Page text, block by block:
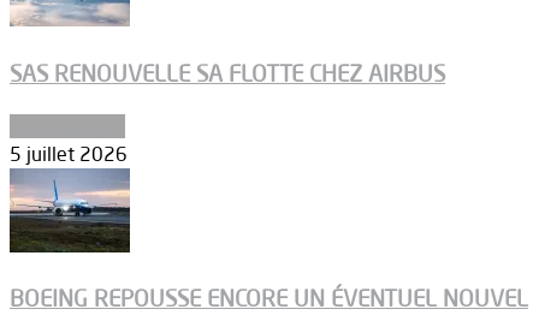
SAS RENOUVELLE SA FLOTTE CHEZ AIRBUS
5 juillet 2026
BOEING REPOUSSE ENCORE UN ÉVENTUEL NOUVEL